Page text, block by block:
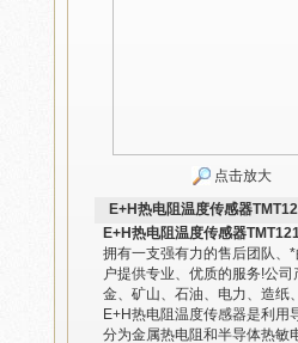
点击放大
E+H热电阻温度传感器
E+H热电阻温度传感器
拥有一支强有力的售后团队、
户提供专业、优质的服务!公
金、矿山、石油、电力、造纸
E+H热电阻温度传感器是利用
分为金属热电阻和半导体热敏